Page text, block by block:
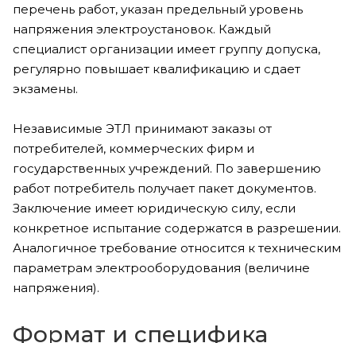
перечень работ, указан предельный уровень
напряжения электроустановок. Каждый
специалист организации имеет группу допуска,
регулярно повышает квалификацию и сдает
экзамены.
Независимые ЭТЛ принимают заказы от
потребителей, коммерческих фирм и
государственных учреждений. По завершению
работ потребитель получает пакет документов.
Заключение имеет юридическую силу, если
конкретное испытание содержатся в разрешении.
Аналогичное требование относится к техническим
параметрам электрооборудования (величине
напряжения).
Формат и специфика